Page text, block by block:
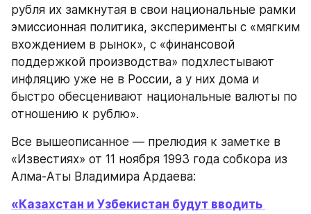
рубля их замкнутая в свои национальные рамки
эмиссионная политика, эксперименты с «мягким
вхождением в рынок», с «финансовой
поддержкой производства» подхлестывают
инфляцию уже не в России, а у них дома и
быстро обесценивают национальные валюты по
отношению к рублю».
Все вышеописанное — прелюдия к заметке в
«Известиях» от 11 ноября 1993 года собкора из
Алма-Аты Владимира Ардаева:
«Казахстан и Узбекистан будут вводить